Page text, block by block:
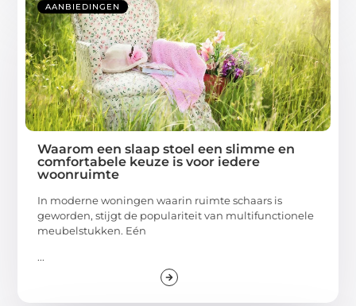
AANBIEDINGEN
Waarom een slaap stoel een slimme en
comfortabele keuze is voor iedere
woonruimte
In moderne woningen waarin ruimte schaars is
geworden, stijgt de populariteit van multifunctionele
meubelstukken. Eén
...